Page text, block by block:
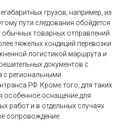
грузов, например, из
пути следования обойдется
товарных отправлений.
тяжелых кондиций перевозки
логистикой маршрута и
документов с
с региональными
РФ. Кроме того, для таких
особенное оснащение для
работ и в отдельных случаях
сопровождение.